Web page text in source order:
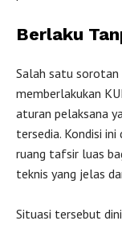
Berlaku
Salah satu
memberlakukan
aturan pelaksana
tersedia. Kondisi
ruang tafsir luas
teknis yang jelas
Situasi tersebut